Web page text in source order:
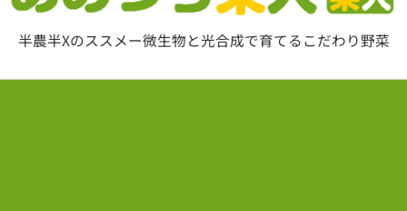
半農半Xのススメー微生物と光合成で育てるこだわり野菜